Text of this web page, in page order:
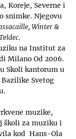
Koreje, Severne i
snimke. Njegovu
Winter &
na Institut za
Milano Od 2006.
Skoli kantorum u
Svetog
muzike,
školi za muziku i
kod Hans-Ola